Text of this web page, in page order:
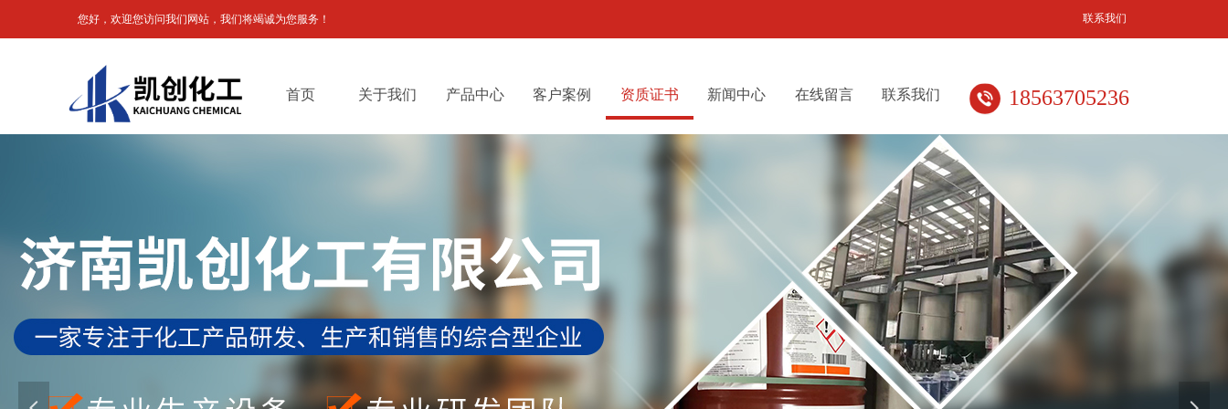
18563705236
首页 关于我们 产品中心 客户案例 资质证书 新闻中心 在线留言 联系我们
您好，欢迎您访问我们网站，我们将竭诚为您服务！ 联系我们